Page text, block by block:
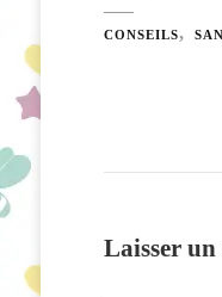
CONSEILS
Laisser